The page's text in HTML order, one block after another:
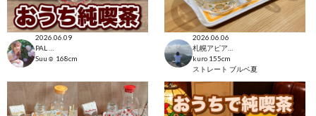
2026.06.09
Suu☺︎ 168cm
2026.06.06
kuro 155cm
ストレート ブルベ夏